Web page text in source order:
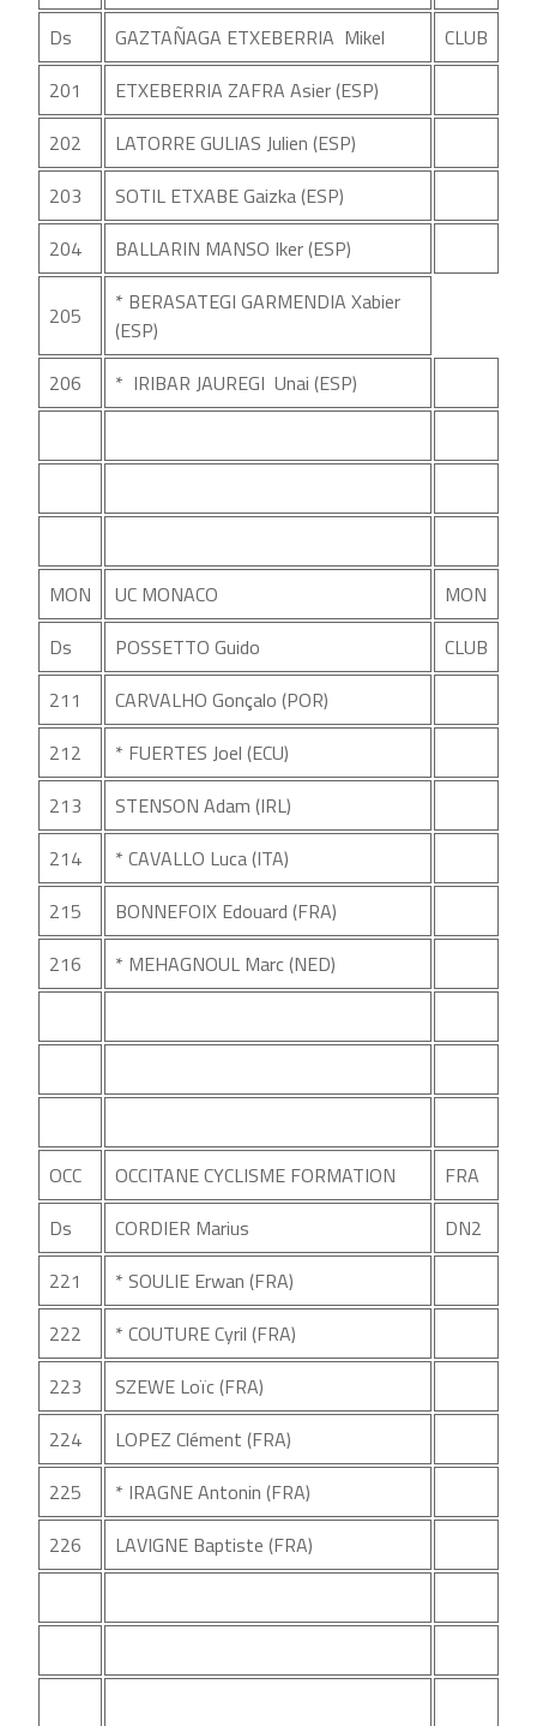
Ds GAZTAÑAGA ETXEBERRIA Mikel
CLUB
201
ETXEBERRIA ZAFRA Asier (ESP)
202
LATORRE GULIAS Julien (ESP)
203
SOTIL ETXABE Gaizka (ESP)
204
BALLARIN MANSO Iker (ESP)
205
* BERASATEGI GARMENDIA Xabier
(ESP)
206
* IRIBAR JAUREGI Unai (ESP)
MON UC MONACO
MON
Ds
POSSETTO Guido
CLUB
211
CARVALHO Gonçalo (POR)
212
* FUERTES Joel (ECU)
213
STENSON Adam (IRL)
214
* CAVALLO Luca (ITA)
215
BONNEFOIX Edouard (FRA)
216
* MEHAGNOUL Marc (NED)
OCC OCCITANE CYCLISME FORMATION
FRA
Ds
CORDIER Marius
DN2
221
* SOULIE Erwan (FRA)
222
* COUTURE Cyril (FRA)
223
SZEWE Loïc (FRA)
224
LOPEZ Clément (FRA)
225
* IRAGNE Antonin (FRA)
226
LAVIGNE Baptiste (FRA)